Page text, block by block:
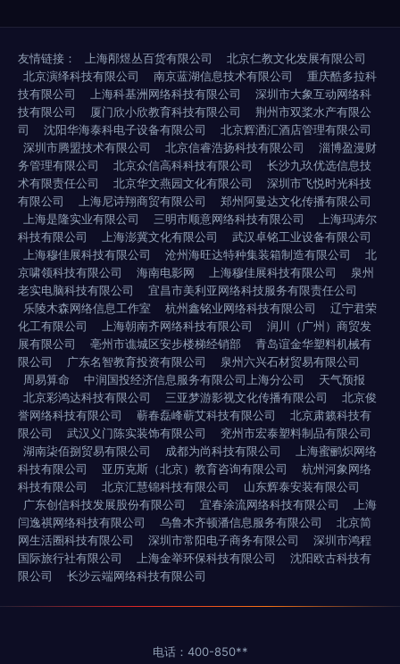
友情链接： 上海邴煜丛百货有限公司
北京仁教文化发展有限公司
北京演绎科技有限公司
南京蓝湖信息技术有限公司
重庆酷多拉科
技有限公司
上海科基洲网络科技有限公司
深圳市大象互动网络科
技有限公司
厦门欣小欣教育科技有限公司
荆州市双桨水产有限公
司
沈阳华海泰科电子设备有限公司
北京辉洒汇酒店管理有限公司
深圳市腾盟技术有限公司
北京信睿浩扬科技有限公司
淄博盈漫财
务管理有限公司
北京众信高科科技有限公司
长沙九玖优选信息技
术有限责任公司
北京华文燕园文化有限公司
深圳市飞悦时光科技
有限公司
上海尼诗翔商贸有限公司
郑州阿曼达文化传播有限公司
上海是隆实业有限公司
三明市顺意网络科技有限公司
上海玛涛尔
科技有限公司
上海澎冀文化有限公司
武汉卓铭工业设备有限公司
上海穆佳展科技有限公司
沧州海旺达特种集装箱制造有限公司
北
京啸领科技有限公司
海南电影网 上海穆佳展科技有限公司
泉州
老实电脑科技有限公司
宜昌市美利亚网络科技服务有限责任公司
乐陵木森网络信息工作室
杭州鑫铭业网络科技有限公司
辽宁君荣
化工有限公司
上海朝南齐网络科技有限公司
润川（广州）商贸发
展有限公司
亳州市谯城区安步楼梯经销部
青岛谊金华塑料机械有
限公司
广东名智教育投资有限公司
泉州六兴石材贸易有限公司
周易算命
中润国投经济信息服务有限公司上海分公司
天气预报
北京彩鸿达科技有限公司
三亚梦游影视文化传播有限公司
北京俊
誉网络科技有限公司
蕲春磊峰蕲艾科技有限公司
北京肃籁科技有
限公司
武汉义门陈实装饰有限公司
兖州市宏泰塑料制品有限公司
湖南柒佰捌贸易有限公司
成都为尚科技有限公司
上海蜜鹂炽网络
科技有限公司
亚历克斯（北京）教育咨询有限公司
杭州河象网络
科技有限公司
北京汇慧锦科技有限公司
山东辉泰安装有限公司
广东创信科技发展股份有限公司
宜春涂流网络科技有限公司
上海
闫逸祺网络科技有限公司
乌鲁木齐顿潘信息服务有限公司
北京简
网生活圈科技有限公司
深圳市常阳电子商务有限公司
深圳市鸿程
国际旅行社有限公司
上海金举环保科技有限公司
沈阳欧古科技有
限公司
长沙云端网络科技有限公司
电话：400-850**